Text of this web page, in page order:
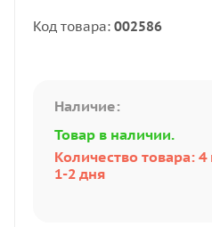
Код товара: 002586
Наличие:
Товар в наличии.
Количество товара:
1-2 дня